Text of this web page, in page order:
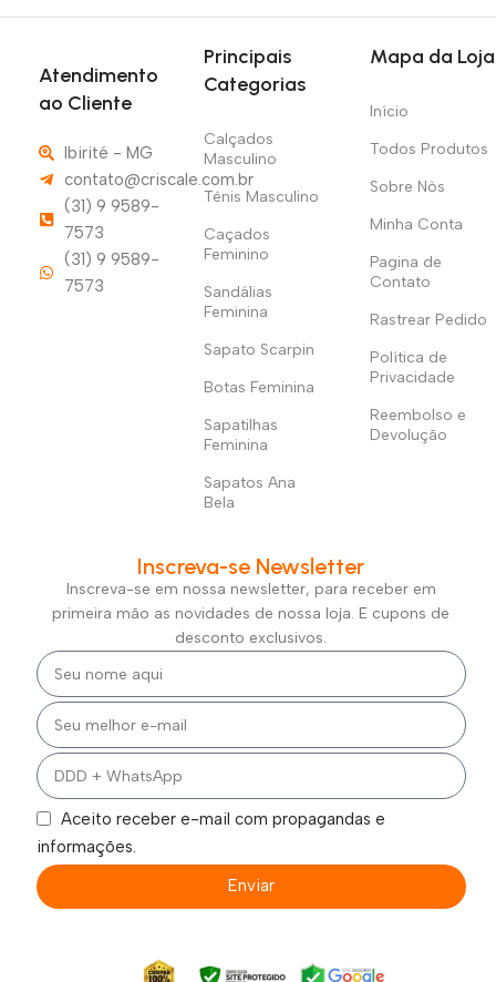
Atendimento
ao Cliente
Ibirité - MG
contato@criscale.com.br
(31) 9 9589-
7573
(31) 9 9589-
7573
Principais
Categorias
Calçados
Masculino
Tênis Masculino
Caçados
Feminino
Sandálias
Feminina
Sapato Scarpin
Botas Feminina
Sapatilhas
Feminina
Sapatos Ana
Bela
Mapa da Loja
Início
Todos Produtos
Sobre Nòs
Minha Conta
Pagina de
Contato
Rastrear Pedido
Política de
Privacidade
Reembolso e
Devolução
Inscreva-se Newsletter
Inscreva-se em nossa newsletter, para receber em
primeira mão as novidades de nossa loja. E cupons de
desconto exclusivos.
Aceito receber e-mail com propagandas e
informações.
Enviar